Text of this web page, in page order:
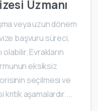
Uzmanı
veya uzun dönem
başvuru süreci,
olabilir. Evrakların
eksiksiz
seçilmesi ve
aşamalardır....